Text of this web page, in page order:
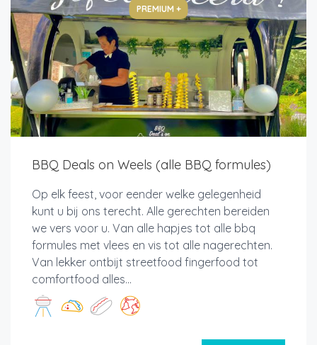
PREMIUM +
BBQ Deals on Weels (alle BBQ formules)
Op elk feest, voor eender welke gelegenheid
kunt u bij ons terecht. Alle gerechten bereiden
we vers voor u. Van alle hapjes tot alle bbq
formules met vlees en vis tot alle nagerechten.
Van lekker ontbijt streetfood fingerfood tot
comfortfood alles...